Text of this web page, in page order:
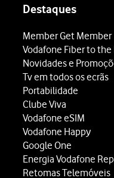
Destaques
Member Get Member
Vodafone Fiber to the
Novidades e
Tv em todos os ecrãs
Portabilidade
Clube Viva
Vodafone eSIM
Vodafone Happy
Google One
Energia Vodafone
Retomas Telemóveis